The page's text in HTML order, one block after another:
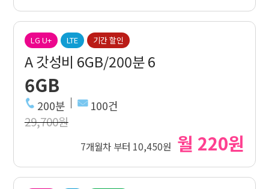
LG U+ LTE 기간 할인
A 갓성비 6GB/200분 6
6GB
200분 100건
29,700원
7개월차 부터 10,450원 월 220원